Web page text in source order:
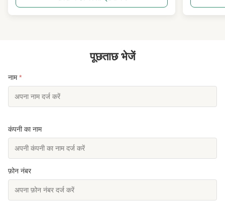
लोड क्षेत्र। 2- हवा की गति ग्राहकों द्वारा अनुरोधित के अनुसार।
3व...
और अन्य 2
एंटीना लोड
पूछताछ भेजें
नाम*
कंपनी का नाम
फ़ोन नंबर